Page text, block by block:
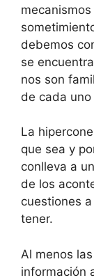
debemos
se
nos son
de cada
La
que sea y
conlleva a
de los
cuestiones
tener.
Al menos
información